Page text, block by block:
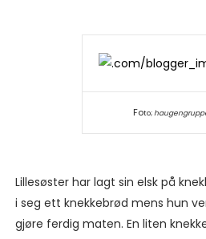
Foto;
Lillesøster har lagt sin elsk på
i seg ett knekkebrød mens hun
gjøre ferdig maten. En liten